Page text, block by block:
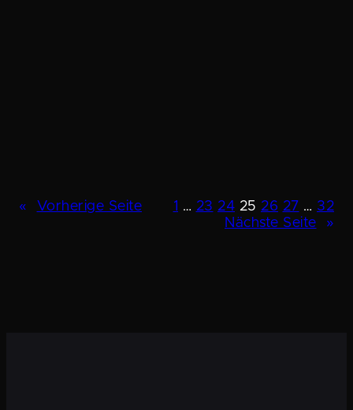
« Vorherige Seite 1 … 23 24 25 26 27 … 32
Nächste Seite
»